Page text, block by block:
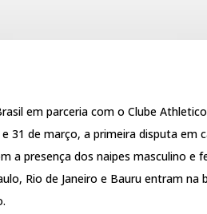
em parceria com o Clube
31 de março, a primeira disputa em
a presença dos naipes masculino e
Rio de Janeiro e Bauru entram na